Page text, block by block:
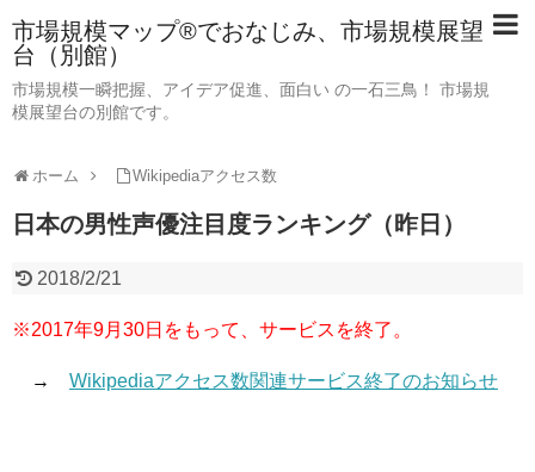
市場規模マップ®でおなじみ、市場規模展望
台（別館）
市場規模一瞬把握、アイデア促進、面白い の一石三鳥！ 市場規
模展望台の別館です。
ホーム Wikipediaアクセス数
日本の男性声優注目度ランキング（昨日）
2018/2/21
※2017年9月30日をもって、サービスを終了。
→ Wikipediaアクセス数関連サービス終了のお知らせ